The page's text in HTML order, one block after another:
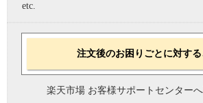
etc.
注文後のお困りごとに対す
楽天市場 お客様サポートセンターへ